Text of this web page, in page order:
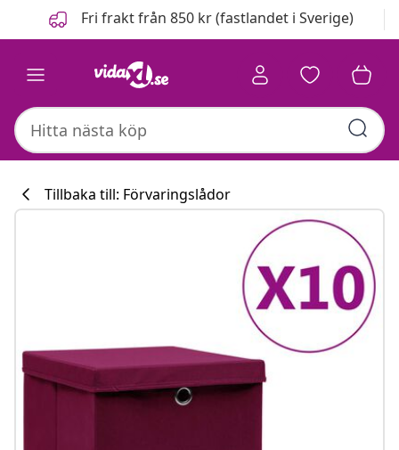
FöregåendeFri frakt från 850 kr (fastlandet i Sverige)
Tillbaka till: Förvaringslådor